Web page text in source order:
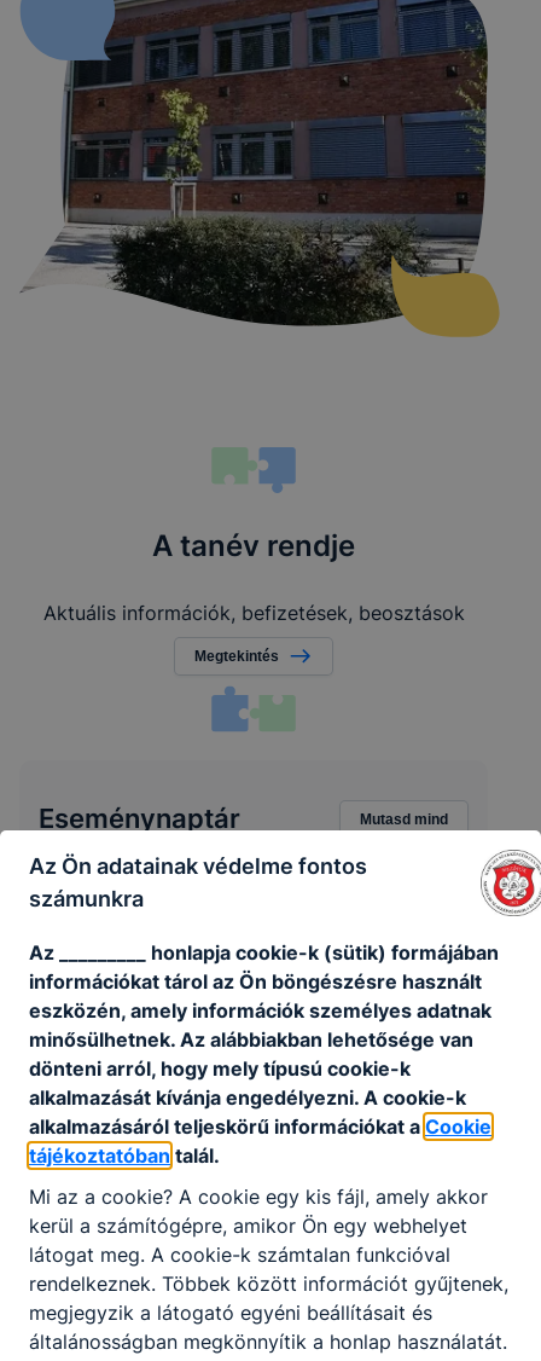
A tanév rendje
Aktuális információk, befizetések, beosztások
Megtekintés
Eseménynaptár Mutasd mind
‹
Sze Cs Szo
27 28 29 30 31 1 2
3 4 5 6 7 8 9
11 12 14 15 16
17 18 19 20 21 22 23
24 25
31 1 2 3 4 5 6
Az Ön adatainak védelme fontos
számunkra
Az _________ honlapja cookie-k (sütik) formájában
információkat tárol az Ön böngészésre használt
eszközén, amely információk személyes adatnak
minősülhetnek. Az alábbiakban lehetősége van
dönteni arról, hogy mely típusú cookie-k
alkalmazását kívánja engedélyezni. A cookie-k
alkalmazásáról teljeskörű információkat a Cookie
tájékoztatóban talál.
Mi az a cookie? A cookie egy kis fájl, amely akkor
kerül a számítógépre, amikor Ön egy webhelyet
látogat meg. A cookie-k számtalan funkcióval
rendelkeznek. Többek között információt gyűjtenek,
megjegyzik a látogató egyéni beállításait és
általánosságban megkönnyítik a honlap használatát.